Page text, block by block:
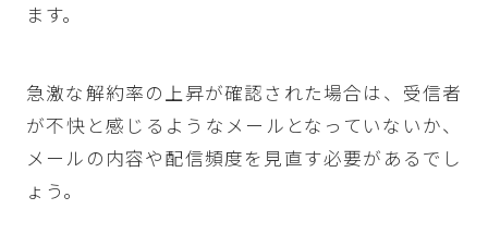
ます。
急激な解約率の上昇が確認された場合は、受信者
が不快と感じるようなメールとなっていないか、
メールの内容や配信頻度を見直す必要があるでし
ょう。